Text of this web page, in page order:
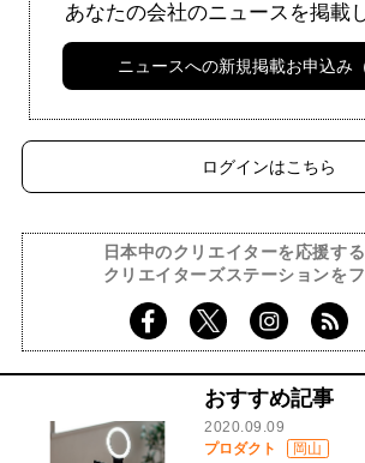
あなたの会社のニュースを掲載
ニュースへの新規掲載お申込み
ログインはこちら
日本中のクリエイターを応援す
クリエイターズステーションをフ
おすすめ記事
2020.09.09
プロダクト
岡山